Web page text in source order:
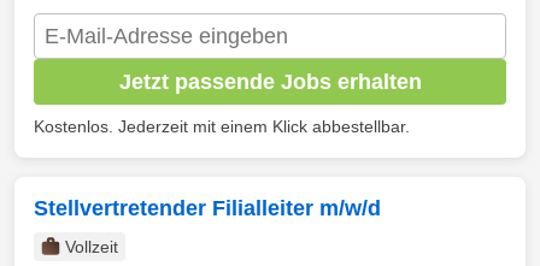
Jetzt passende Jobs erhalten
Kostenlos. Jederzeit mit einem Klick abbestellbar.
Stellvertretender Filialleiter m/w/d
Vollzeit